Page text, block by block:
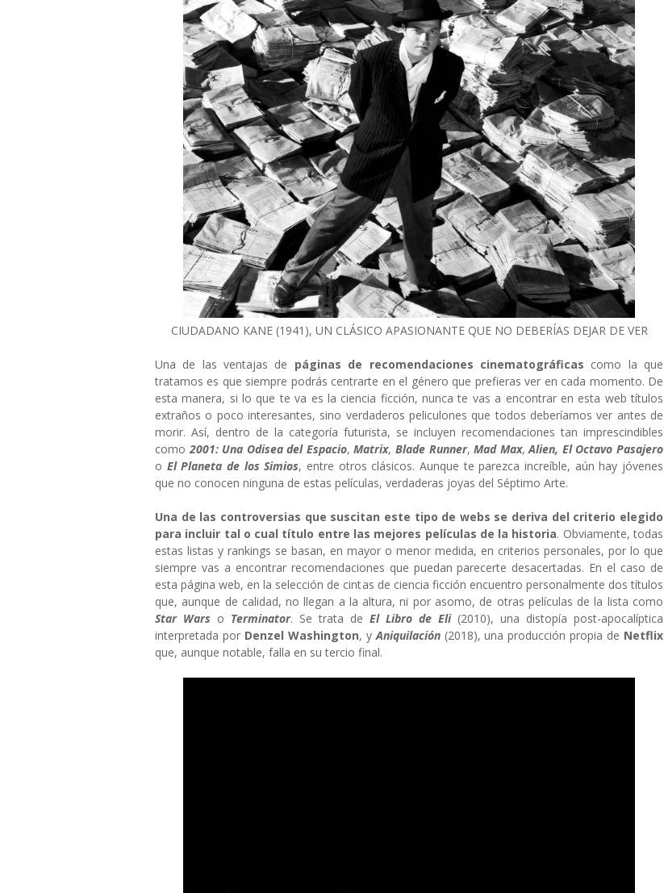
CIUDADANO KANE (1941), UN CLÁSICO APASIONANTE QUE NO DEBERÍAS DEJAR DE VER
Una de las ventajas de páginas de recomendaciones cinematográficas como la que
tratamos es que siempre podrás centrarte en el género que prefieras ver en cada momento. De
esta manera, si lo que te va es la ciencia ficción, nunca te vas a encontrar en esta web títulos
extraños o poco interesantes, sino verdaderos peliculones que todos deberíamos ver antes de
morir. Así, dentro de la categoría futurista, se incluyen recomendaciones tan imprescindibles
como2001: Una Odisea del Espacio,Matrix,Blade Runner,Mad Max,Alien, El Octavo Pasajero
o El Planeta de los Simios, entre otros clásicos. Aunque te parezca increíble, aún hay jóvenes
que no conocen ninguna de estas películas, verdaderas joyas del Séptimo Arte.
Una de las controversias que suscitan este tipo de webs se deriva del criterio elegido
para incluir tal o cual título entre las mejores películas de la historia. Obviamente, todas
estas listas y rankings se basan, en mayor o menor medida, en criterios personales, por lo que
siempre vas a encontrar recomendaciones que puedan parecerte desacertadas. En el caso de
esta página web, en la selección de cintas de ciencia ficción encuentro personalmente dos títulos
que, aunque de calidad, no llegan a la altura, ni por asomo, de otras películas de la lista como
Star Wars o Terminator. Se trata de El Libro de Eli(2010), una distopía post-apocalíptica
interpretada por Denzel Washington, yAniquilación (2018), una producción propia de Netflix
que, aunque notable, falla en su tercio final.